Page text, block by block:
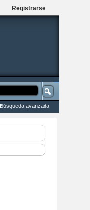
Registrarse
Búsqueda avanzada